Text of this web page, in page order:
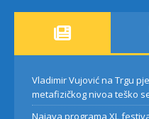
Vladimir Vujović na Trgu
metafizičkog nivoa teško
Najava programa XL